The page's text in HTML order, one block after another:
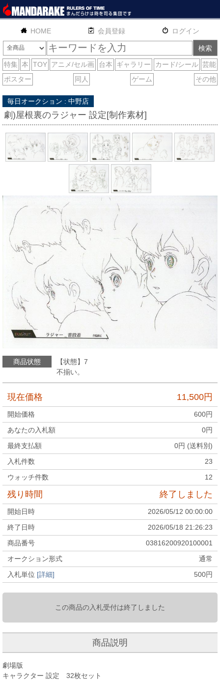
HOME English 通販 サイトマップ お問い合わせ
毎日オークション : 中野店
劇)屋根裏のラジャー 設定[制作素材]
商品状態
【状態】7
不揃い。
現在価格 11,500円
開始価格 600円
あなたの入札額
0円
最終支払額
0円 (送料別)
入札件数
23
ウォッチ件数
12
残り時間 終了しました
開始日時
2026/05/12 00:00:00
終了日時
2026/05/18 21:26:23
商品番号
03816200920100001
オークション形式
通常
入札単位 [詳細] 500円
この商品の入札受付は終了しました
商品説明
劇場版
キャラクター 設定 32枚セット